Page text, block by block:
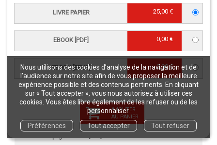
Nous utilisons des cookies d’analyse de la navigation et de
l’audience sur notre site afin de vous proposer la meilleure
expérience possible et des contenus pertinents. En cliquant
sur « Tout accepter », vous nous autorisez à utiliser ces
cookies. Vous êtes libre également de les refuser ou de les
personnaliser.
Préférences
Tout accepter Tout refuser
LIVRE PAPIER 25,00 €
EBOOK [PDF] 0,00 €
EBOOK [EPUB] 0,00 €
AJOUTER
AU PANIER
Référence eBook [ePub] :02925EPB
9782759238521
EAN13 eBook [PDF] :9782759238538
EAN13 eBook [ePub] :9782759238545
DOI eBook [PDF] : 10.35690/978-2-7592-3853-8
Intérieur :Couleur
160 x 240
Nombre de pages
Livre papier:246